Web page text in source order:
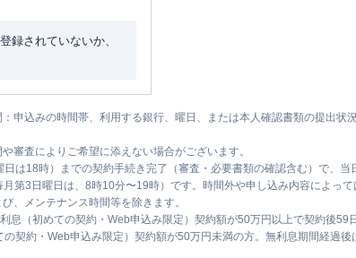
録されていないか、
申込みの時間帯、利用する銀行、曜日、または本人確認書類の提出状
審査によりご希望に添えない場合がございます。
は18時）までの契約手続き完了（審査・必要書類の確認含む）で、
第3日曜日は、8時10分〜19時）です。時間外や申し込み内容によっ
、メンテナンス時間等を除きます。
息（初めての契約・Web申込み限定）契約額が50万円以上で契約後59
契約・Web申込み限定）契約額が50万円未満の方。無利息期間経過